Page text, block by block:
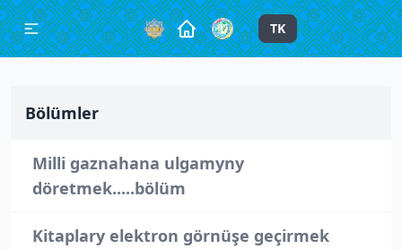
TK
Bölümler
Milli gaznahana ulgamyny
döretmek.....bölüm
Kitaplary elektron görnüşe geçirmek